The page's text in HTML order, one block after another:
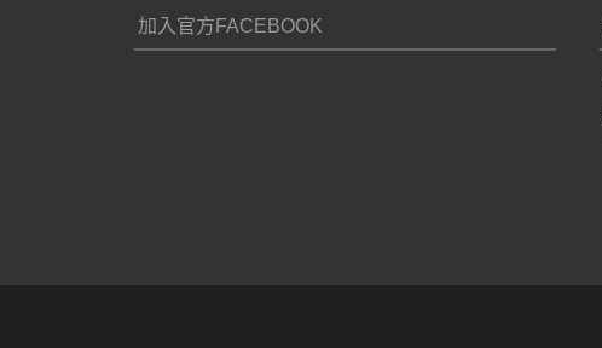
加入官方FACEBOOK